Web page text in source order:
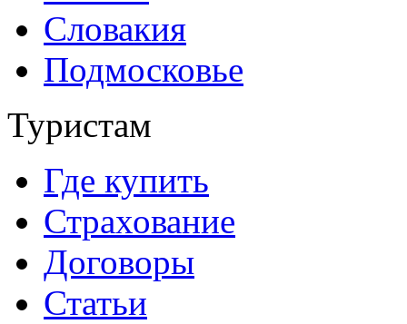
Словакия
Подмосковье
Туристам
Где купить
Страхование
Договоры
Статьи